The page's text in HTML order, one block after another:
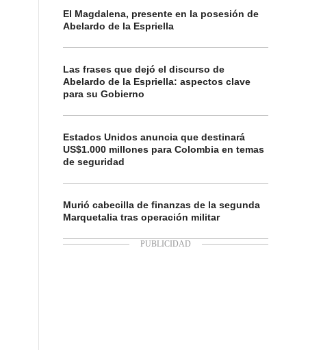
El Magdalena, presente en la posesión de
Abelardo de la Espriella
Las frases que dejó el discurso de
Abelardo de la Espriella: aspectos clave
para su Gobierno
Estados Unidos anuncia que destinará
US$1.000 millones para Colombia en temas
de seguridad
Murió cabecilla de finanzas de la segunda
Marquetalia tras operación militar